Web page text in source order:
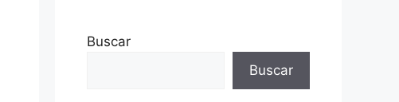
Buscar
Buscar